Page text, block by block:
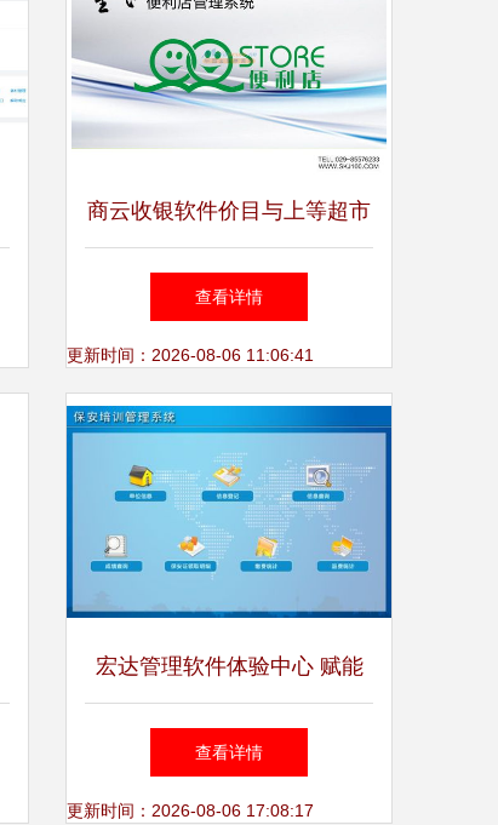
商云收银软件价目与上等超市
收银系统 星飞电子供应指南
查看详情
更新时间：2026-08-06 11:06:41
宏达管理软件体验中心 赋能
中小企业的卓越管理工具
查看详情
更新时间：2026-08-06 17:08:17